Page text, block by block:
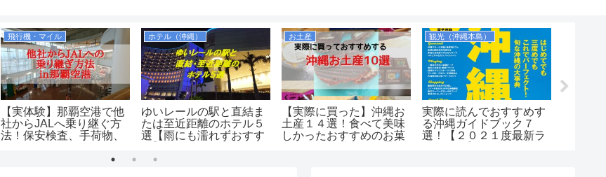
飛行機・マイル
【実体験】那覇空港で他
社からJALへ乗り継ぐ方
法！保安検査、手荷物、
ホテル（沖縄）
ゆいレールの駅と直結ま
たは至近距離のホテル５
選【雨にも濡れずおすす
お土産
【実際に買った】沖縄お
土産１４選！食べて美味
しかったおすすめのお菓
観光（沖縄本島）
実際に読んでおすすめす
る沖縄ガイドブック７
選！【２０２１度最新ラ